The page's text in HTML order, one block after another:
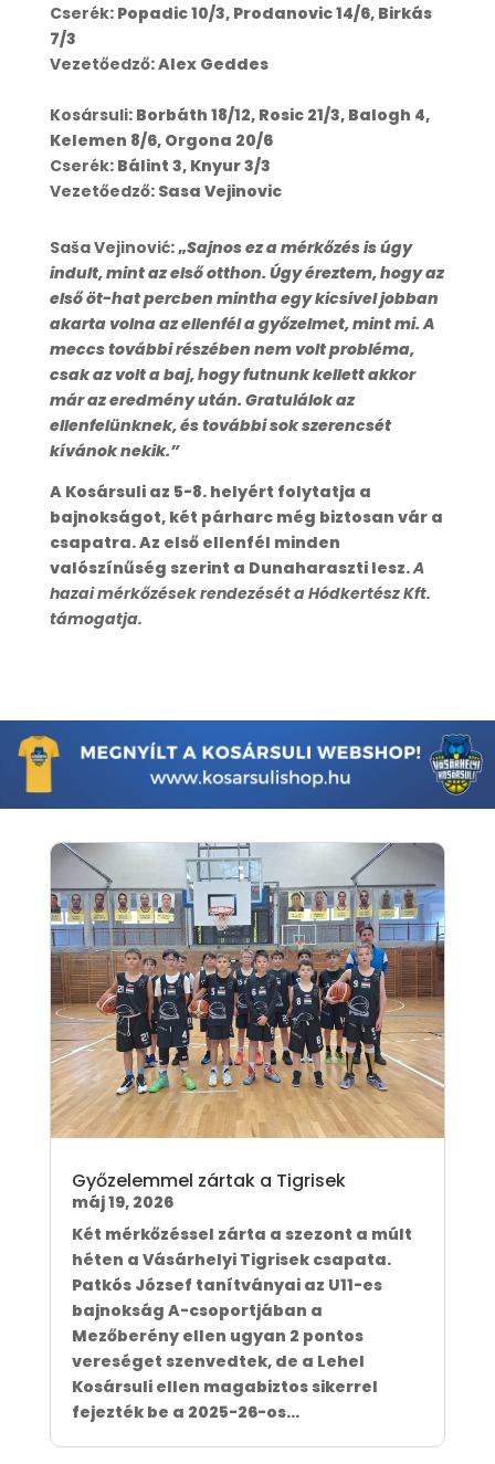
Cserék: Popadic 10/3, Prodanovic 14/6, Birkás
7/3
Vezetőedző: Alex Geddes
Kosársuli: Borbáth 18/12, Rosic 21/3, Balogh 4,
Kelemen 8/6, Orgona 20/6
Cserék: Bálint 3, Knyur 3/3
Vezetőedző: Sasa Vejinovic
Saša Vejinović: „Sajnos ez a mérkőzés is úgy
indult, mint az első otthon. Úgy éreztem, hogy az
első öt-hat percben mintha egy kicsivel jobban
akarta volna az ellenfél a győzelmet, mint mi. A
meccs további részében nem volt probléma,
csak az volt a baj, hogy futnunk kellett akkor
már az eredmény után. Gratulálok az
ellenfelünknek, és további sok szerencsét
kívánok nekik.”
A Kosársuli az 5-8. helyért folytatja a
bajnokságot, két párharc még biztosan vár a
csapatra. Az első ellenfél minden
valószínűség szerint a Dunaharaszti lesz.A
hazai mérkőzések rendezését a Hódkertész Kft.
támogatja.
Győzelemmel zártak a Tigrisek
máj 19, 2026
Két mérkőzéssel zárta a szezont a múlt
héten a Vásárhelyi Tigrisek csapata.
Patkós József tanítványai az U11-es
bajnokság A-csoportjában a
Mezőberény ellen ugyan 2 pontos
vereséget szenvedtek, de a Lehel
Kosársuli ellen magabiztos sikerrel
fejezték be a 2025-26-os...